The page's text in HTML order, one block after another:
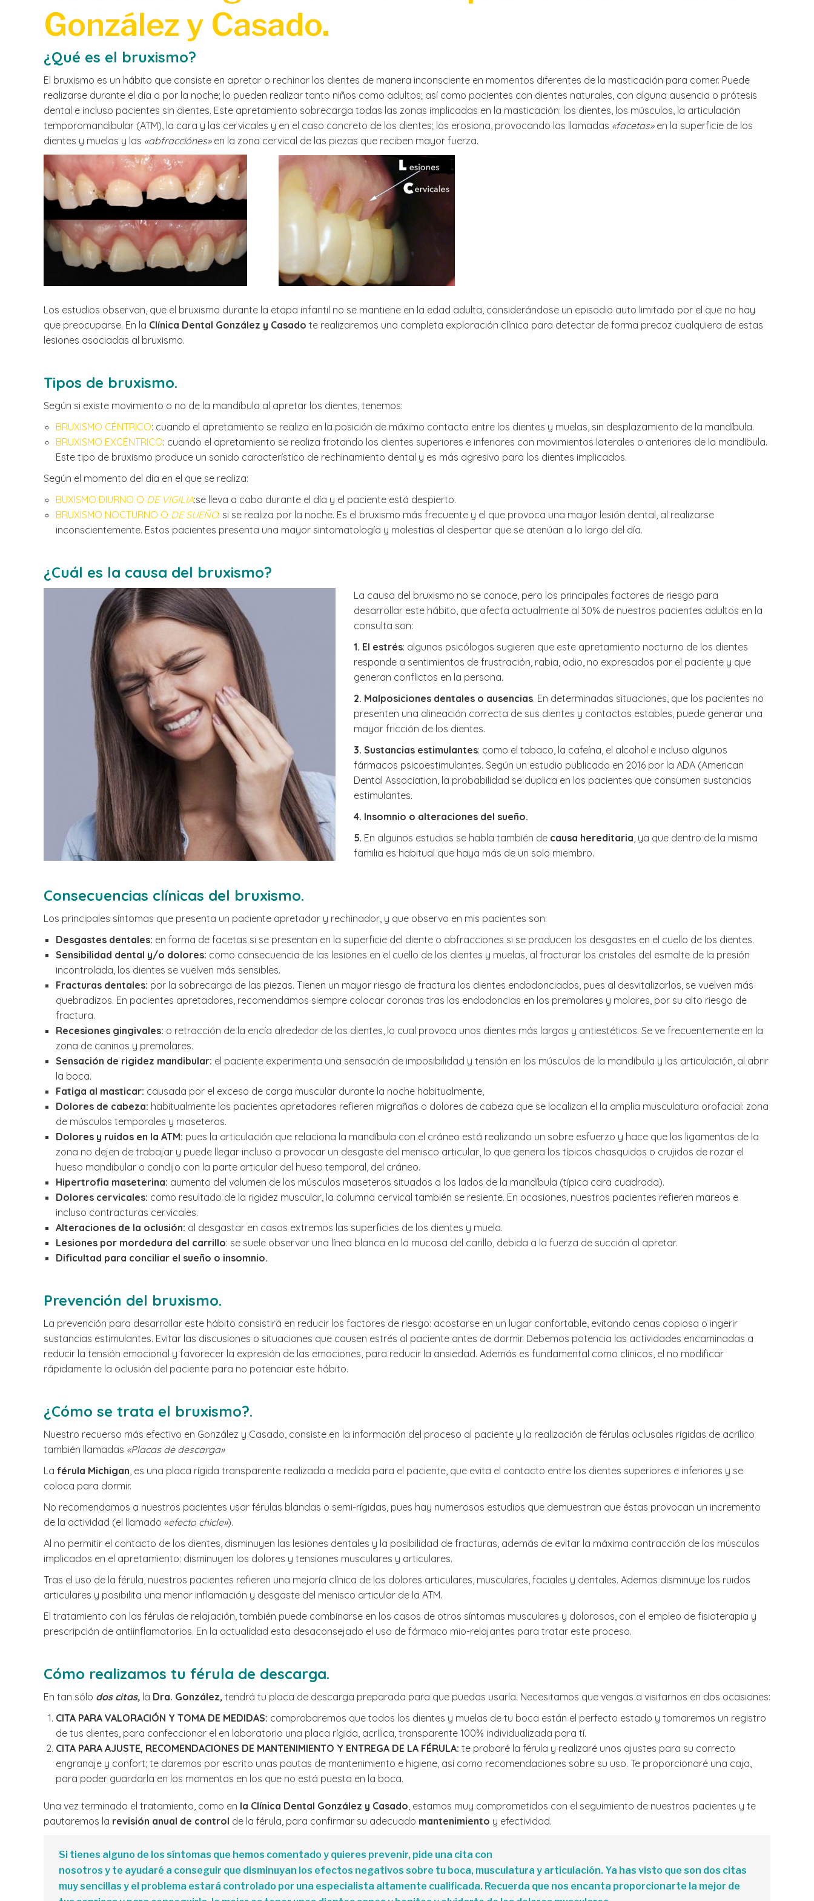
González y Casado.
¿Qué es el bruxismo?
El bruxismo es un hábito que consiste en apretar o rechinar los dientes de manera inconsciente en momentos diferentes de la masticación para comer. Puede
realizarse durante el día o por la noche; lo pueden realizar tanto niños como adultos; así como pacientes con dientes naturales, con alguna ausencia o prótesis
dental e incluso pacientes sin dientes. Este apretamiento sobrecarga todas las zonas implicadas en la masticación: los dientes, los músculos, la articulación
temporomandibular (ATM), la cara y las cervicales y en el caso concreto de los dientes; los erosiona, provocando las llamadas «facetas»en la superficie de los
dientes y muelas y las «abfracciónes»en la zona cervical de las piezas que reciben mayor fuerza.
Los estudios observan, que el bruxismo durante la etapa infantil no se mantiene en la edad adulta, considerándose un episodio auto limitado por el que no hay
que preocuparse. En la Clínica Dental González y Casado te realizaremos una completa exploración clínica para detectar de forma precoz cualquiera de estas
lesiones asociadas al bruxismo.
Tipos de bruxismo.
Según si existe movimiento o no de la mandíbula al apretar los dientes, tenemos:
BRUXISMO CÉNTRICO: cuando el apretamiento se realiza en la posición de máximo contacto entre los dientes y muelas, sin desplazamiento de la mandíbula.
BRUXISMO EXCÉNTRICO: cuando el apretamiento se realiza frotando los dientes superiores e inferiores con movimientos laterales o anteriores de la mandíbula.
Este tipo de bruxismo produce un sonido característico de rechinamiento dental y es más agresivo para los dientes implicados.
Según el momento del día en el que se realiza:
BUXISMO DIURNO O DE VIGILIA:se lleva a cabo durante el día y el paciente está despierto.
BRUXISMO NOCTURNO O DE SUEÑO: si se realiza por la noche. Es el bruxismo más frecuente y el que provoca una mayor lesión dental, al realizarse
inconscientemente. Estos pacientes presenta una mayor sintomatología y molestias al despertar que se atenúan a lo largo del día.
¿Cuál es la causa del bruxismo?
La causa del bruxismo no se conoce, pero los principales factores de riesgo para
desarrollar este hábito, que afecta actualmente al 30% de nuestros pacientes adultos en la
consulta son:
1. El estrés: algunos psicólogos sugieren que este apretamiento nocturno de los dientes
responde a sentimientos de frustración, rabia, odio, no expresados por el paciente y que
generan conflictos en la persona.
2. Malposiciones dentales o ausencias. En determinadas situaciones, que los pacientes no
presenten una alineación correcta de sus dientes y contactos estables, puede generar una
mayor fricción de los dientes.
3. Sustancias estimulantes: como el tabaco, la cafeína, el alcohol e incluso algunos
fármacos psicoestimulantes. Según un estudio publicado en 2016 por la ADA (American
Dental Association, la probabilidad se duplica en los pacientes que consumen sustancias
estimulantes.
4. Insomnio o alteraciones del sueño.
5. En algunos estudios se habla también de causa hereditaria , ya que dentro de la misma
familia es habitual que haya más de un solo miembro.
Consecuencias clínicas del bruxismo.
Los principales síntomas que presenta un paciente apretador y rechinador, y que observo en mis pacientes son:
Desgastes dentales: en forma de facetas si se presentan en la superficie del diente o abfracciones si se producen los desgastes en el cuello de los dientes.
Sensibilidad dental y/o dolores: como consecuencia de las lesiones en el cuello de los dientes y muelas, al fracturar los cristales del esmalte de la presión
incontrolada, los dientes se vuelven más sensibles.
Fracturas dentales: por la sobrecarga de las piezas. Tienen un mayor riesgo de fractura los dientes endodonciados, pues al desvitalizarlos, se vuelven más
quebradizos. En pacientes apretadores, recomendamos siempre colocar coronas tras las endodoncias en los premolares y molares, por su alto riesgo de
fractura.
Recesiones gingivales: o retracción de la encía alrededor de los dientes, lo cual provoca unos dientes más largos y antiestéticos. Se ve frecuentemente en la
zona de caninos y premolares.
Sensación de rigidez mandibular: el paciente experimenta una sensación de imposibilidad y tensión en los músculos de la mandíbula y las articulación, al abrir
la boca.
Fatiga al masticar: causada por el exceso de carga muscular durante la noche habitualmente,
Dolores de cabeza: habitualmente los pacientes apretadores refieren migrañas o dolores de cabeza que se localizan el la amplia musculatura orofacial: zona
de músculos temporales y maseteros.
Dolores y ruidos en la ATM: pues la articulación que relaciona la mandíbula con el cráneo está realizando un sobre esfuerzo y hace que los ligamentos de la
zona no dejen de trabajar y puede llegar incluso a provocar un desgaste del menisco articular, lo que genera los típicos chasquidos o crujidos de rozar el
hueso mandibular o condijo con la parte articular del hueso temporal, del cráneo.
Hipertrofia maseterina: aumento del volumen de los músculos maseteros situados a los lados de la mandíbula (típica cara cuadrada).
Dolores cervicales: como resultado de la rigidez muscular, la columna cervical también se resiente. En ocasiones, nuestros pacientes refieren mareos e
incluso contracturas cervicales.
Alteraciones de la oclusión: al desgastar en casos extremos las superficies de los dientes y muela.
Lesiones por mordedura del carrillo: se suele observar una línea blanca en la mucosa del carillo, debida a la fuerza de succión al apretar.
Dificultad para conciliar el sueño o insomnio.
Prevención del bruxismo.
La prevención para desarrollar este hábito consistirá en reducir los factores de riesgo: acostarse en un lugar confortable, evitando cenas copiosa o ingerir
sustancias estimulantes. Evitar las discusiones o situaciones que causen estrés al paciente antes de dormir. Debemos potencia las actividades encaminadas a
reducir la tensión emocional y favorecer la expresión de las emociones, para reducir la ansiedad. Además es fundamental como clínicos, el no modificar
rápidamente la oclusión del paciente para no potenciar este hábito.
¿Cómo se trata el bruxismo?.
Nuestro recuerso más efectivo en González y Casado, consiste en la información del proceso al paciente y la realización de férulas oclusales rígidas de acrílico
también llamadas «Placas de descarga»
La férula Michigan , es una placa rígida transparente realizada a medida para el paciente, que evita el contacto entre los dientes superiores e inferiores y se
coloca para dormir.
No recomendamos a nuestros pacientes usar férulas blandas o semi-rígidas, pues hay numerosos estudios que demuestran que éstas provocan un incremento
de la actividad (el llamado «efecto chicle»).
Al no permitir el contacto de los dientes, disminuyen las lesiones dentales y la posibilidad de fracturas, además de evitar la máxima contracción de los músculos
implicados en el apretamiento: disminuyen los dolores y tensiones musculares y articulares.
Tras el uso de la férula, nuestros pacientes refieren una mejoría clínica de los dolores articulares, musculares, faciales y dentales. Ademas disminuye los ruidos
articulares y posibilita una menor inflamación y desgaste del menisco articular de la ATM.
El tratamiento con las férulas de relajación, también puede combinarse en los casos de otros síntomas musculares y dolorosos, con el empleo de fisioterapia y
prescripción de antiinflamatorios. En la actualidad esta desaconsejado el uso de fármaco mio-relajantes para tratar este proceso.
Cómo realizamos tu férula de descarga.
En tan sólo dos citas, la Dra. González, tendrá tu placa de descarga preparada para que puedas usarla. Necesitamos que vengas a visitarnos en dos ocasiones:
CITA PARA VALORACIÓN Y TOMA DE MEDIDAS: comprobaremos que todos los dientes y muelas de tu boca están el perfecto estado y tomaremos un registro
de tus dientes, para confeccionar el en laboratorio una placa rígida, acrílica, transparente 100% individualizada para tí.
CITA PARA AJUSTE, RECOMENDACIONES DE MANTENIMIENTO Y ENTREGA DE LA FÉRULA: te probaré la férula y realizaré unos ajustes para su correcto
engranaje y confort; te daremos por escrito unas pautas de mantenimiento e higiene, así como recomendaciones sobre su uso. Te proporcionaré una caja,
para poder guardarla en los momentos en los que no está puesta en la boca.
Una vez terminado el tratamiento, como en la Clínica Dental González y Casado , estamos muy comprometidos con el seguimiento de nuestros pacientes y te
pautaremos la revisión anual de control de la férula, para confirmar su adecuado mantenimiento y efectividad.
Si tienes alguno de los síntomas que hemos comentado y quieres prevenir, pide una cita con
nosotros y te ayudaré a conseguir que disminuyan los efectos negativos sobre tu boca, musculatura y articulación. Ya has visto que son dos citas
muy sencillas y el problema estará controlado por una especialista altamente cualificada. Recuerda que nos encanta proporcionarte la mejor de